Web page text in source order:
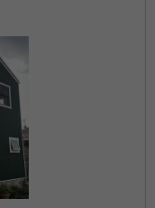
料金面でのサービ
そのほか、相談者
ら車での送迎を